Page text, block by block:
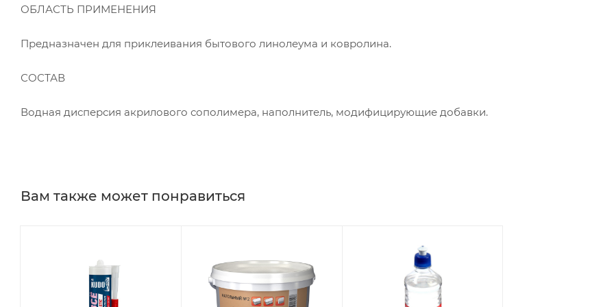
ОБЛАСТЬ ПРИМЕНЕНИЯ
Предназначен для приклеивания бытового линолеума и ковролина.
СОСТАВ
Водная дисперсия акрилового сополимера, наполнитель, модифицирующие добавки.
Вам также может понравиться